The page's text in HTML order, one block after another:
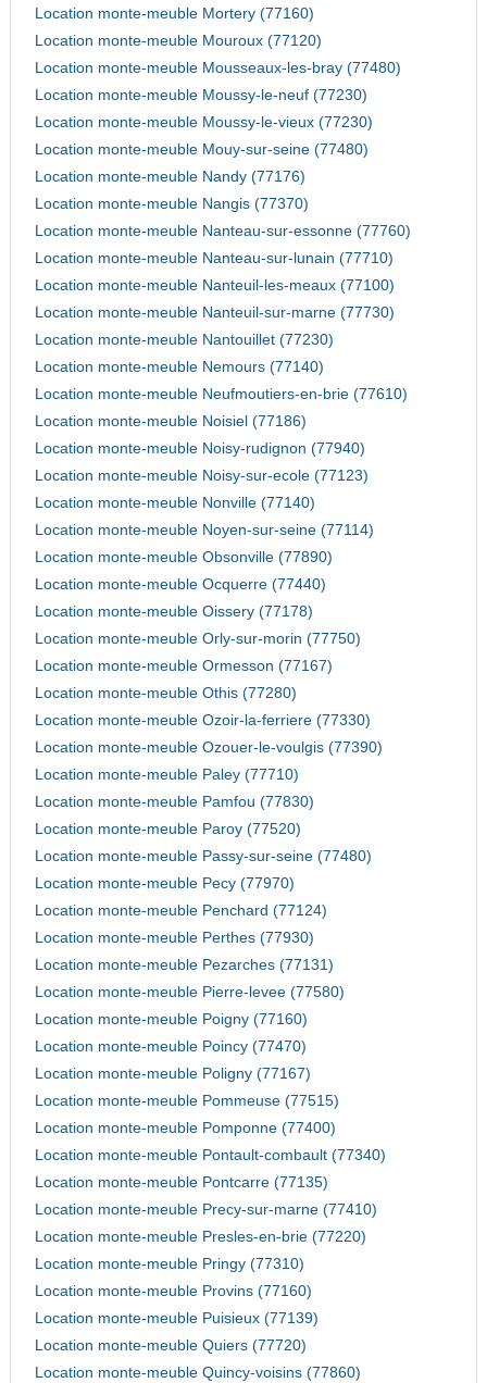
Location monte-meuble Mortery (77160)
Location monte-meuble Mouroux (77120)
Location monte-meuble Mousseaux-les-bray (77480)
Location monte-meuble Moussy-le-neuf (77230)
Location monte-meuble Moussy-le-vieux (77230)
Location monte-meuble Mouy-sur-seine (77480)
Location monte-meuble Nandy (77176)
Location monte-meuble Nangis (77370)
Location monte-meuble Nanteau-sur-essonne (77760)
Location monte-meuble Nanteau-sur-lunain (77710)
Location monte-meuble Nanteuil-les-meaux (77100)
Location monte-meuble Nanteuil-sur-marne (77730)
Location monte-meuble Nantouillet (77230)
Location monte-meuble Nemours (77140)
Location monte-meuble Neufmoutiers-en-brie (77610)
Location monte-meuble Noisiel (77186)
Location monte-meuble Noisy-rudignon (77940)
Location monte-meuble Noisy-sur-ecole (77123)
Location monte-meuble Nonville (77140)
Location monte-meuble Noyen-sur-seine (77114)
Location monte-meuble Obsonville (77890)
Location monte-meuble Ocquerre (77440)
Location monte-meuble Oissery (77178)
Location monte-meuble Orly-sur-morin (77750)
Location monte-meuble Ormesson (77167)
Location monte-meuble Othis (77280)
Location monte-meuble Ozoir-la-ferriere (77330)
Location monte-meuble Ozouer-le-voulgis (77390)
Location monte-meuble Paley (77710)
Location monte-meuble Pamfou (77830)
Location monte-meuble Paroy (77520)
Location monte-meuble Passy-sur-seine (77480)
Location monte-meuble Pecy (77970)
Location monte-meuble Penchard (77124)
Location monte-meuble Perthes (77930)
Location monte-meuble Pezarches (77131)
Location monte-meuble Pierre-levee (77580)
Location monte-meuble Poigny (77160)
Location monte-meuble Poincy (77470)
Location monte-meuble Poligny (77167)
Location monte-meuble Pommeuse (77515)
Location monte-meuble Pomponne (77400)
Location monte-meuble Pontault-combault (77340)
Location monte-meuble Pontcarre (77135)
Location monte-meuble Precy-sur-marne (77410)
Location monte-meuble Presles-en-brie (77220)
Location monte-meuble Pringy (77310)
Location monte-meuble Provins (77160)
Location monte-meuble Puisieux (77139)
Location monte-meuble Quiers (77720)
Location monte-meuble Quincy-voisins (77860)